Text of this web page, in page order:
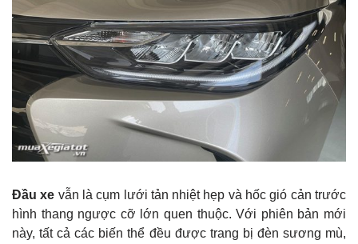
Đầu xe vẫn là cụm lưới tản nhiệt hẹp và hốc gió cản trước
hình thang ngược cỡ lớn quen thuộc. Với phiên bản mới
này, tất cả các biến thể đều được trang bị đèn sương mù,